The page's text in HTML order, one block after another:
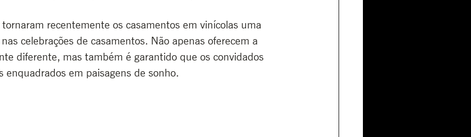
recentemente os casamentos em vinícolas uma
celebrações de casamentos. Não apenas oferecem a
diferente, mas também é garantido que os convidados
em paisagens de sonho.